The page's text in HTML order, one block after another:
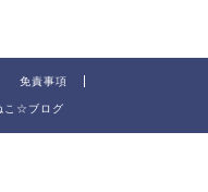
免責事項
☆ブログ